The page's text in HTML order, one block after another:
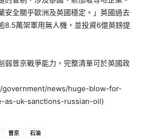
安全關乎歐洲及英國穩定。」英國過去
8.5萬架軍用無人機，並投資6億英鎊提
弱普京戰爭能力，完整清單可於英國政
government/news/huge-blow-for-
as-uk-sanctions-russian-oil)
普京 石油